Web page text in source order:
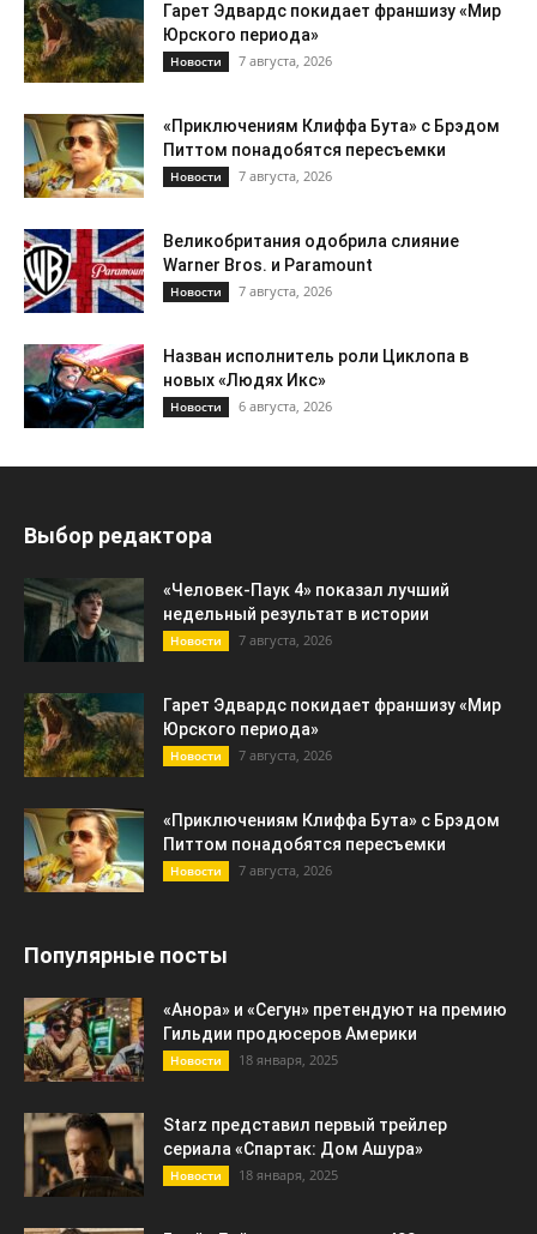
Гарет Эдвардс покидает франшизу «Мир
Юрского периода»
Новости 7 августа, 2026
«Приключениям Клиффа Бута» с Брэдом
Питтом понадобятся пересъемки
Новости 7 августа, 2026
Великобритания одобрила слияние
Warner Bros. и Paramount
Новости 7 августа, 2026
Назван исполнитель роли Циклопа в
новых «Людях Икс»
Новости 6 августа, 2026
Выбор редактора
«Человек-Паук 4» показал лучший
недельный результат в истории
Новости 7 августа, 2026
Гарет Эдвардс покидает франшизу «Мир
Юрского периода»
Новости 7 августа, 2026
«Приключениям Клиффа Бута» с Брэдом
Питтом понадобятся пересъемки
Новости 7 августа, 2026
Популярные посты
«Анора» и «Сегун» претендуют на премию
Гильдии продюсеров Америки
Новости 18 января, 2025
Starz представил первый трейлер
сериала «Спартак: Дом Ашура»
Новости 18 января, 2025